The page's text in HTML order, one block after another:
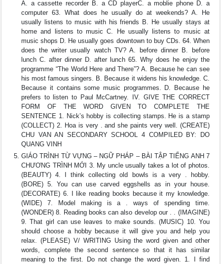
A. a cassette recorder B. a CD playerC. a moblie phone D. a
computer 63. What does he usually do at weekends? A. He
usually listens to music with his friends B. He usually stays at
home and listens to music C. He usually listens to music at
music shops D. He usually goes downtown to buy CDs. 64. When
does the writer usually watch TV? A. before dinner B. before
lunch C. after dinner D. after lunch 65. Why does he enjoy the
programme “The World Here and There”? A. Because he can see
his most famous singers. B. Because it widens his knowledge. C.
Because it contains some music programmes. D. Because he
prefers to listen to Paul McCartney. IV. GIVE THE CORRECT
FORM OF THE WORD GIVEN TO COMPLETE THE
SENTENCE 1. Nick’s hobby is collecting stamps. He is a stamp
(COLLECT) 2. Hoa is very . and she paints very well. (CREATE)
CHU VAN AN SECONDARY SCHOOL 4 COMPILED BY: DO
QUANG VINH
GIÁO TRÌNH TỪ VỰNG – NGỮ PHÁP – BÀI TẬP TIẾNG ANH 7
CHƯƠNG TRÌNH MỚI 3. My uncle usually takes a lot of photos.
(BEAUTY) 4. I think collecting old bowls is a very . hobby.
(BORE) 5. You can use carved eggshells as in your house.
(DECORATE) 6. I like reading books because it my knowledge.
(WIDE) 7. Model making is a . ways of spending time.
(WONDER) 8. Reading books can also develop our . . (IMAGINE)
9. That girl can use leaves to make sounds. (MUSIC) 10. You
should choose a hobby because it will give you and help you
relax. (PLEASE) V/ WRITING Using the word given and other
words, complete the second sentence so that it has similar
meaning to the first. Do not change the word given. 1. I find